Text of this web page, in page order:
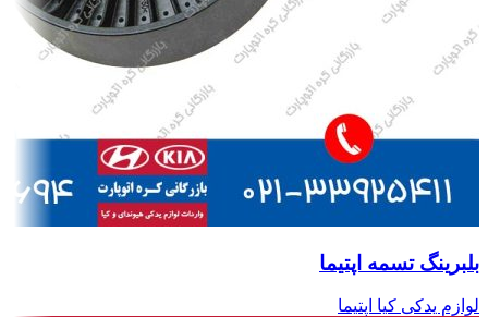
بلبرینگ تسمه اپتیما
لوازم یدکی کیا اپتیما